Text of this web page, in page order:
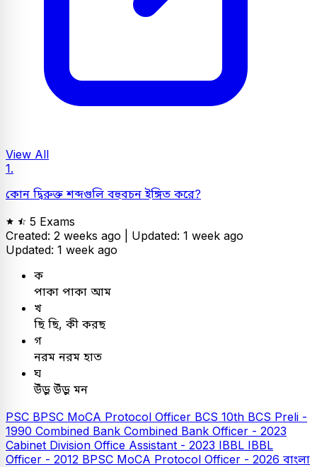
View All
1.
কোন দ্বিরুক্ত শব্দগুলি বহুবচন ইঙ্গিত করে?
5 Exams
Created: 2 weeks ago | Updated: 1 week ago
Updated: 1 week ago
ক
পাকা পাকা আম
খ
ছি ছি, কী করছ
গ
নরম নরম হাত
ঘ
উঁড়ু উঁড়ু মন
PSC BPSC MoCA Protocol Officer BCS 10th BCS Preli -
1990 Combined Bank Combined Bank Officer - 2023
Cabinet Division Office Assistant - 2023 IBBL IBBL
Officer - 2012 BPSC MoCA Protocol Officer - 2026 বাংলা